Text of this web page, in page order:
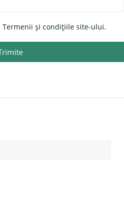
și condițiile site-ului.